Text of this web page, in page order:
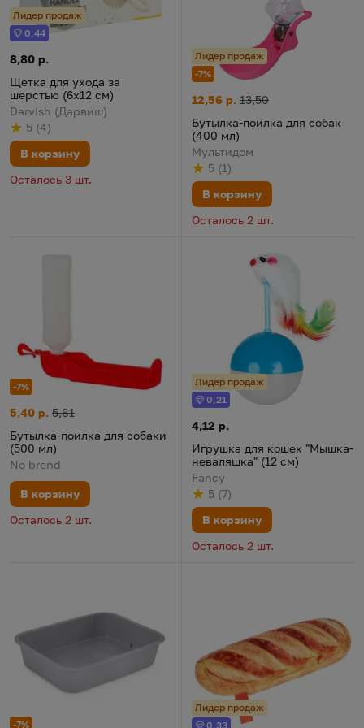
Лидер продаж
Бонус
0,44
Щетка для ухода за шерстью (6х12 см)
Цена:
8,80 р.
Щетка для ухода за
шерстью (6х12 см)
Darvish (Дарвиш)
Рейтинг
5
из 5 (
по результату
4
голосов)
В корзину
Осталось 3 шт.
Лидер продаж
-7%
Бутылка-поилка для собак
Цена:
12,56 р.
Старая цена:
13,50
Бутылка-поилка для собак
(400 мл)
Мультидом
Рейтинг
5
из 5 (
по результату
1
голосов)
В корзину
Осталось 2 шт.
-7%
Бутылка-поилка для собаки (500 мл)
Цена:
5,40 р.
Старая цена:
5,81
Бутылка-поилка для собаки
(500 мл)
No brend
В корзину
Осталось 2 шт.
Лидер продаж
Бонус
0,21
Игрушка для кошек "Мышка-
Цена:
4,12 р.
Игрушка для кошек "Мышка-
неваляшка" (12 см)
Fancy
Рейтинг
5
из 5 (
по результату
7
голосов)
В корзину
Осталось 2 шт.
-7%
Лидер продаж
0,33